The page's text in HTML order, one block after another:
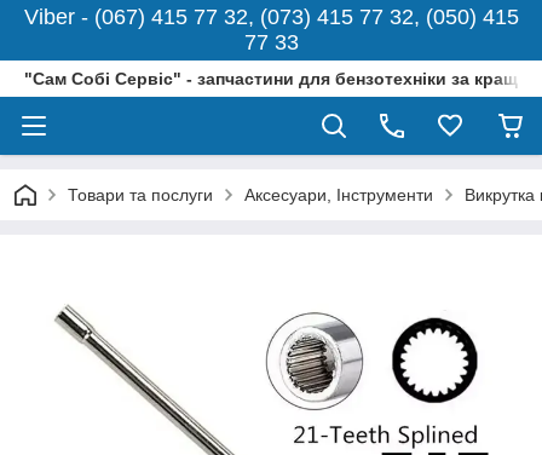
Viber - (067) 415 77 32, (073) 415 77 32, (050) 415
77 33
"Сам Собі Сервіс" - запчастини для бензотехніки за
Товари та послуги Аксесуари, Інструменти